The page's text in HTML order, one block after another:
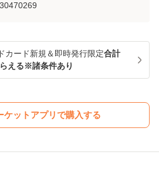
カード新規＆即時発行限定合計
える※諸条件あり
ケットアプリで購入する